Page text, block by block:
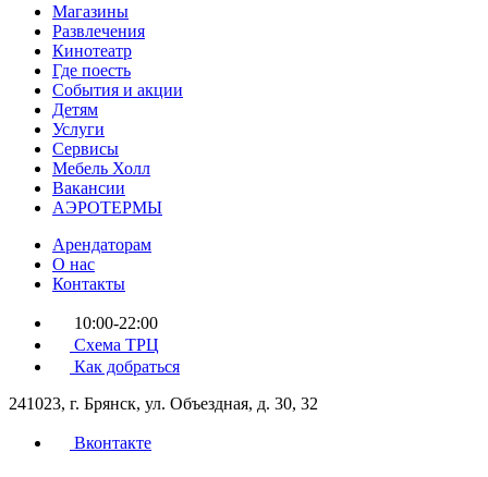
Магазины
Развлечения
Кинотеатр
Где поесть
События и акции
Детям
Услуги
Сервисы
Мебель Холл
Вакансии
АЭРОТЕРМЫ
Арендаторам
О нас
Контакты
10:00-22:00
Схема ТРЦ
Как добраться
241023, г. Брянск, ул. Объездная, д. 30, 32
Вконтакте